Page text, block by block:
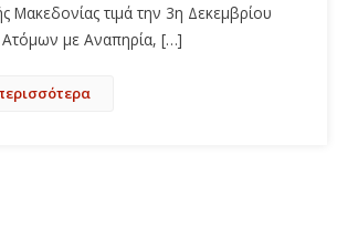
Μακεδονίας τιμά την 3η Δεκεμβρίου
με Αναπηρία, […]